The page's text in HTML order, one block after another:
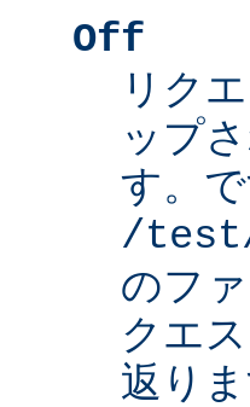
Off
リク
ップ
す。
/
のフ
クエ
返りま